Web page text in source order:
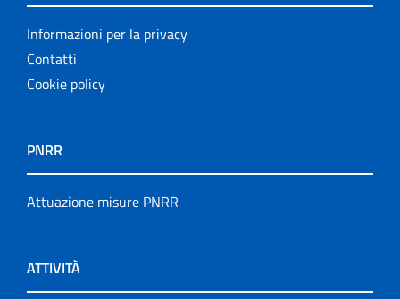
Informazioni per la privacy
Contatti
Cookie policy
PNRR
Attuazione misure PNRR
ATTIVITÀ